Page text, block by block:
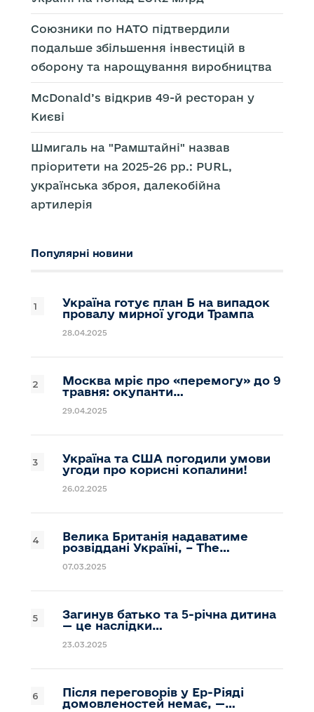
Союзники по НАТО підтвердили
подальше збільшення інвестицій в
оборону та нарощування виробництва
McDonald’s відкрив 49-й ресторан у
Києві
Шмигаль на "Рамштайні" назвав
пріоритети на 2025-26 рр.: PURL,
українська зброя, далекобійна
артилерія
Популярні новини
Україна готує план Б на випадок
провалу мирної угоди Трампа
28.04.2025
Москва мріє про «перемогу» до 9
травня: окупанти…
29.04.2025
Україна та США погодили умови
угоди про корисні копалини!
26.02.2025
Велика Британія надаватиме
розвіддані Україні, – The…
07.03.2025
Загинув батько та 5-річна дитина
— це наслідки…
23.03.2025
Після переговорів у Ер-Ріяді
домовленостей немає, —…